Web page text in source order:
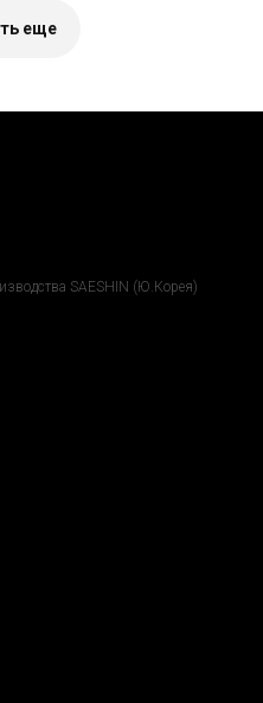
еще
SAESHIN (Ю.Корея)